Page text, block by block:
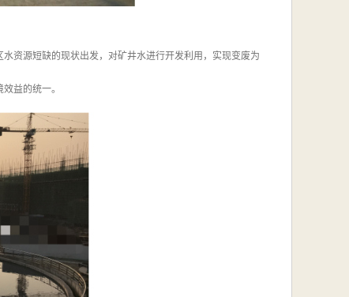
资源短缺的现状出发，对矿井水进行开发利用，实现变废为
益的统一。